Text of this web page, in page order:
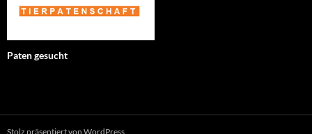
Paten gesucht
Stolz präsentiert von WordPress